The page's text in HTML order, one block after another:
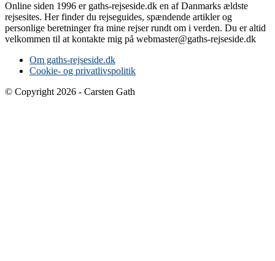
Online siden 1996 er gaths-rejseside.dk en af Danmarks ældste
rejsesites. Her finder du rejseguides, spændende artikler og
personlige beretninger fra mine rejser rundt om i verden. Du er altid
velkommen til at kontakte mig på webmaster@gaths-rejseside.dk
Om gaths-rejseside.dk
Cookie- og privatlivspolitik
© Copyright 2026 - Carsten Gath